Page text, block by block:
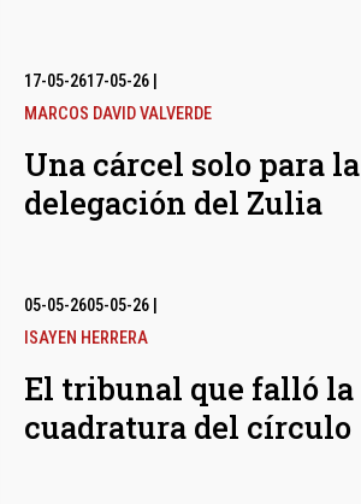
17-05-2617-05-26
MARCOS DAVID VALVERDE
Una cárcel solo para la
delegación del Zulia
05-05-2605-05-26
ISAYEN HERRERA
El tribunal que falló la
cuadratura del círculo